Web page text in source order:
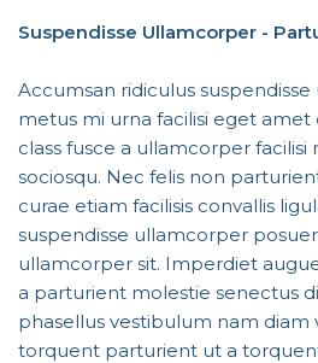
Suspendisse Ullamcorper -
Accumsan ridiculus
metus mi urna facilisi eget
class fusce a ullamcorper facilisi
sociosqu. Nec felis non
curae etiam facilisis convallis
suspendisse ullamcorper
ullamcorper sit. Imperdiet
a parturient molestie senectus
phasellus vestibulum nam diam
torquent parturient ut a